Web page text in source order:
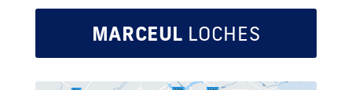
MARCEUL LOCHES